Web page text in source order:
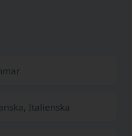
Italienska